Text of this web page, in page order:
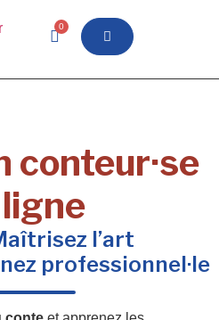
0
conteur·se
l’art
professionnel·le